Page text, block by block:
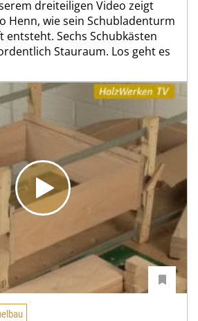
dreiteiligen Video zeigt
Henn, wie sein Schubladenturm
entsteht. Sechs Schubkästen
Stauraum. Los geht es